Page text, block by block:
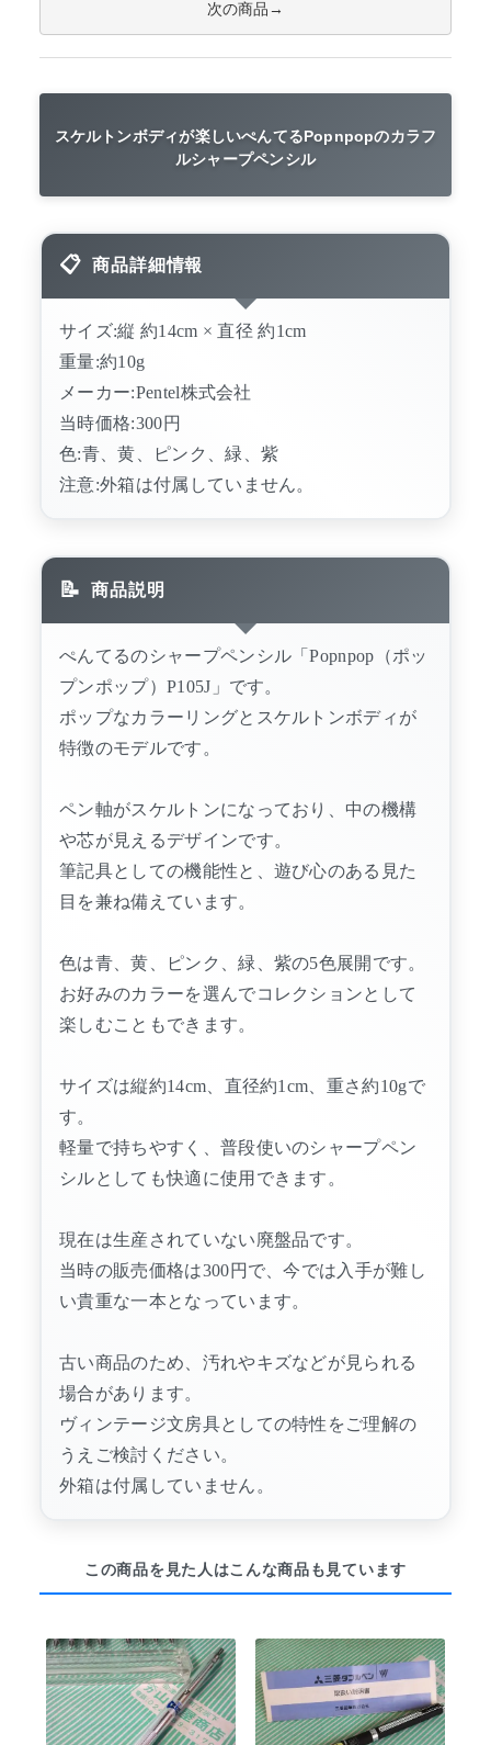
次の商品
スケルトンボディが楽しいぺんてるPopnpopのカラフ
ルシャープペンシル
商品詳細情報
サイズ:縦 約14cm × 直径 約1cm
重量:約10g
メーカー:Pentel株式会社
当時価格:300円
色:青、黄、ピンク、緑、紫
注意:外箱は付属していません。
商品説明
ぺんてるのシャープペンシル「Popnpop（ポッ
プンポップ）P105J」です。
ポップなカラーリングとスケルトンボディが
特徴のモデルです。
ペン軸がスケルトンになっており、中の機構
や芯が見えるデザインです。
筆記具としての機能性と、遊び心のある見た
目を兼ね備えています。
色は青、黄、ピンク、緑、紫の5色展開です。
お好みのカラーを選んでコレクションとして
楽しむこともできます。
サイズは縦約14cm、直径約1cm、重さ約10gで
す。
軽量で持ちやすく、普段使いのシャープペン
シルとしても快適に使用できます。
現在は生産されていない廃盤品です。
当時の販売価格は300円で、今では入手が難し
い貴重な一本となっています。
古い商品のため、汚れやキズなどが見られる
場合があります。
ヴィンテージ文房具としての特性をご理解の
うえご検討ください。
外箱は付属していません。
この商品を見た人はこんな商品も見ています